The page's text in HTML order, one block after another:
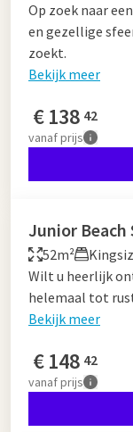
Op zoek naar
en gezellige
zoekt.
Bekijk meer
€138 42
vanafprijs
Junior Beach
52m²
Wilt u heerlijk
helemaal tot
Bekijk meer
€148 42
vanafprijs